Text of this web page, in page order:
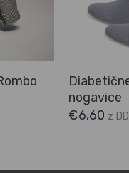
nogavice
€6,60 z